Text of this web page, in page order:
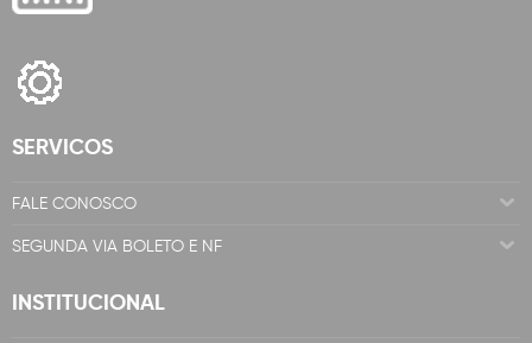
SERVICOS
FALE CONOSCO
SEGUNDA VIA BOLETO E NF
INSTITUCIONAL